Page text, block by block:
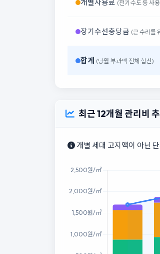
개별사용료 (전기·수도 등 사
장기수선충당금 (큰 수리를
합계 (당월 부과액 전체 합산)
최근 12개월 관리비
개별 세대 고지액이 아닌